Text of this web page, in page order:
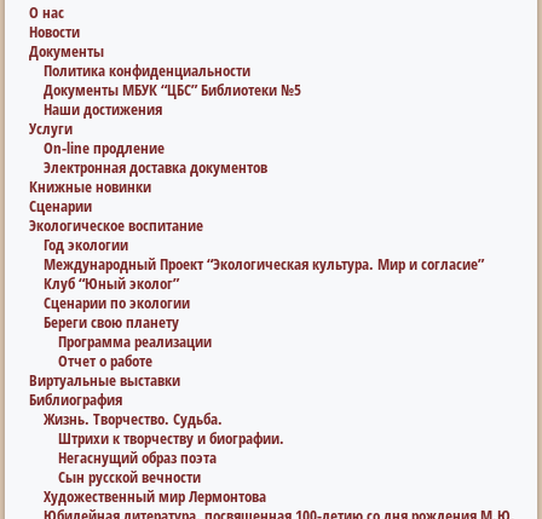
О нас
Новости
Документы
Политика конфиденциальности
Документы МБУК “ЦБС” Библиотеки №5
Наши достижения
Услуги
On-line продление
Электронная доставка документов
Книжные новинки
Сценарии
Экологическое воспитание
Год экологии
Международный Проект “Экологическая культура. Мир и согласие”
Клуб “Юный эколог”
Сценарии по экологии
Береги свою планету
Программа реализации
Отчет о работе
Виртуальные выставки
Библиография
Жизнь. Творчество. Судьба.
Штрихи к творчеству и биографии.
Негаснущий образ поэта
Сын русской вечности
Художественный мир Лермонтова